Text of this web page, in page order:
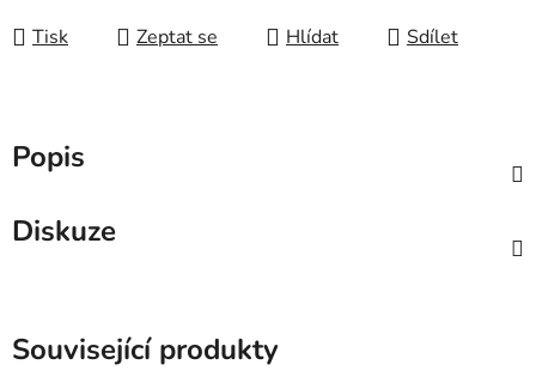
Tisk Zeptat se Hlídat Sdílet
Popis
Diskuze
Související produkty